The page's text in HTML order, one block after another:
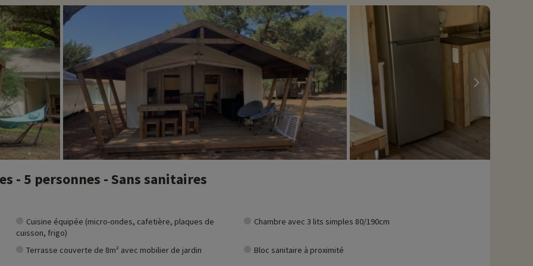
(Charente-Maritime), séduit par son patrimoine historique, ses paysages marins et son atmosphère paisible. Classé parmi les Plus
trémières, ses maisons blanches aux volets colorés et son port accueillant des bateaux de plaisance et de pêche. Autour du
fin comme à la Couarde et Saint-Martin-de-Ré, marais salants où les sauniers perpétuent des traditions ancestrales, et forêts de
Les circuits environnants, souvent longeant la côte et traversant les vignobles, mènent à la découverte des produits locaux, comme
nature et apprentissage. Les pistes cyclables sécurisées permettent des balades en famille entre villages et plages, tandis que le
locale. La pêche à pied et les visites des marais salants initient les jeunes à la biodiversité marine. Des cours de voile, balades à
créent de merveilleux souvenirs en plein air.
famille à proximité de nos hébergements : zoo, aquarium...Si nous avons déjà négocié des activités, elles sont réservables avec
vous pouvez les découvrir en cliquant ici !
- 5 personnes - Sans sanitaires
Cuisine équipée (micro-ondes, cafetière, plaques de
cuisson, frigo)
Chambre avec 3 lits simples 80/190cm
Terrasse couverte de 8m² avec mobilier de jardin Bloc sanitaire à proximité